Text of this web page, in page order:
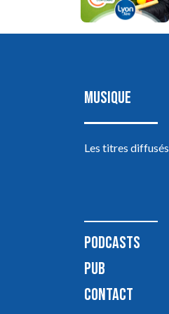
MUSIQUE
Les titres diffusés
PODCASTS
PUB
CONTACT